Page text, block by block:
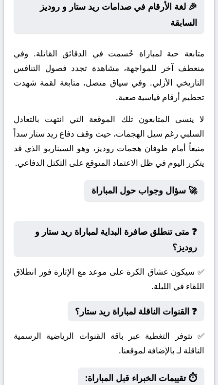
🎉 لغة الأرقام في صدامات ريد ستار و روديز
السابقة
متابعة حية لمباراة حُسمت في الدقائق القاتلة. وفي
منعطف آخر للمواجهة، مشاهدة تجدد فصول التنافس
التاريخي الأزلي. وفي سياق متصل، متابعة لقمة شهدت
تحطيم أرقام قياسية صعبة.
لا ينسى المتابعون تلك الموقعة التي انتهت بالتعادل
السلبي رغم سيل الهجمات، حيث وقف دفاع ريد ستار سداً
منيعاً أمام طوفان هجمات روديز، وهو السيناريو الذي قد
يتكرر اليوم في ظل الاعتماد المتوقع على التكتل الدفاعي.
🚀 سؤال وجواب حول المباراة
❓ متى تنطلق صافرة البداية لمباراة ريد ستار و
روديز؟
✅ سيكون عشاق الكرة على موعد مع الإثارة فور انطلاق
اللقاء في الليلة.
❓ القنوات الناقلة لمباراة ريد ستار؟
✅ تتوفر التغطية عبر باقة القنوات الرياضية الرسمية
الناقلة لـ بالإضافة لموقعنا.
⏱️ تقييمات الخبراء قبل المباراة: